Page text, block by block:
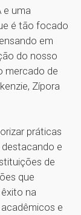
e uma
é tão focado
em
do nosso
mercado de
Zípora
práticas
e
de
que
na
e